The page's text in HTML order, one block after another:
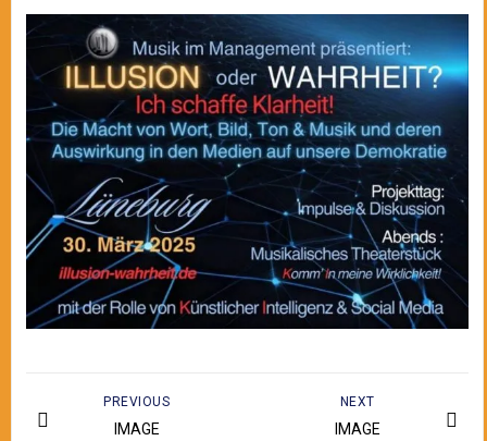
NEXT
IMAGE
PREVIOUS
IMAGE